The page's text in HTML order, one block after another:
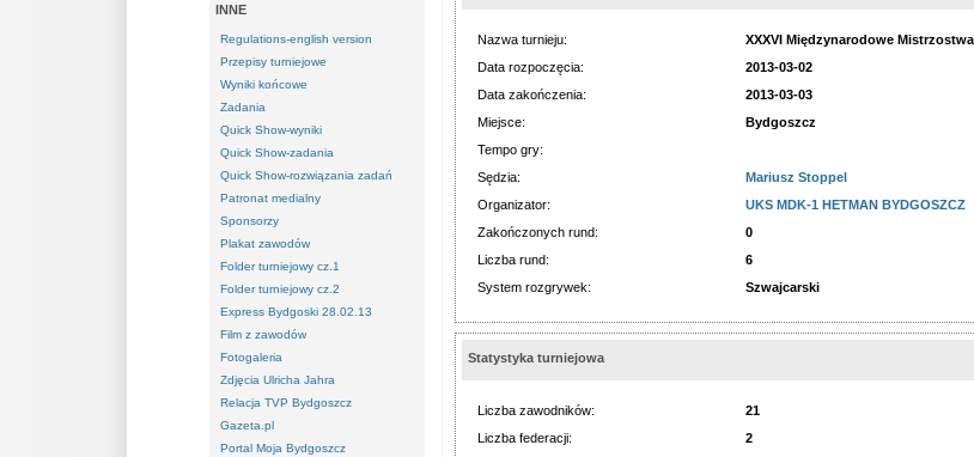
INNE
Regulations-english version
Przepisy turniejowe
Wyniki końcowe
Zadania
Quick Show-wyniki
Quick Show-zadania
Quick Show-rozwiązania zadań
Patronat medialny
Sponsorzy
Plakat zawodów
Folder turniejowy cz.1
Folder turniejowy cz.2
Express Bydgoski 28.02.13
Film z zawodów
Fotogaleria
Zdjęcia Ulricha Jahra
Relacja TVP Bydgoszcz
Gazeta.pl
Portal Moja Bydgoszcz
Nazwa turnieju:
XXXVI Międzynarodowe
Data rozpoczęcia:
2013-03-02
Data zakończenia:
2013-03-03
Miejsce:
Bydgoszcz
Tempo gry:
Sędzia:
Mariusz Stoppel
Organizator:
UKS MDK-1 HETMAN BYDGOSZCZ
Zakończonych rund:
0
Liczba rund:
6
System rozgrywek:
Szwajcarski
Statystyka turniejowa
Liczba zawodników:
21
Liczba federacji:
2